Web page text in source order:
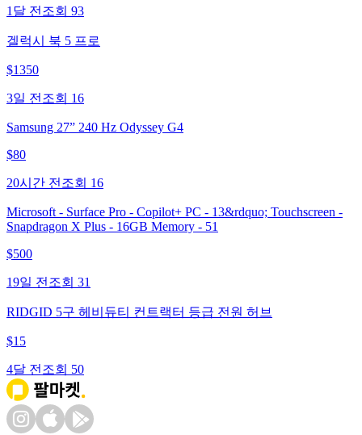
1달 전 조회 93
겔럭시 북 5 프로
$1350
3일 전 조회 16
Samsung 27” 240 Hz Odyssey G4
$80
20시간 전 조회 16
Microsoft - Surface Pro - Copilot+ PC - 13&rdquo; Touchscreen -
Snapdragon X Plus - 16GB Memory - 51
$500
19일 전 조회 31
RIDGID 5구 헤비듀티 컨트랙터 등급 전원 허브
$15
4달 전 조회 50